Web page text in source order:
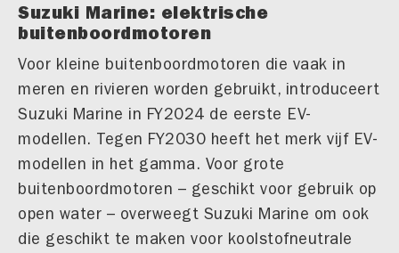
Suzuki Marine: elektrische
buitenboordmotoren
Voor kleine buitenboordmotoren die vaak in
meren en rivieren worden gebruikt, introduceert
Suzuki Marine in FY2024 de eerste EV-
modellen. Tegen FY2030 heeft het merk vijf EV-
modellen in het gamma. Voor grote
buitenboordmotoren – geschikt voor gebruik op
open water – overweegt Suzuki Marine om ook
die geschikt te maken voor koolstofneutrale